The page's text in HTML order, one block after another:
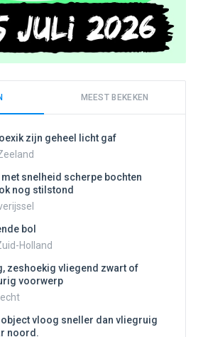
MEEST BEKEKEN
zijn geheel licht gaf
snelheid scherpe bochten
nog stilstond
bol
Holland
zeshoekig vliegend zwart of
voorwerp
vloog sneller dan vliegruig
noord.